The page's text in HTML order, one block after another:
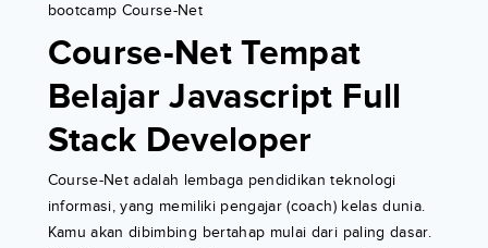
bootcamp Course-Net
Course-Net Tempat
Belajar Javascript Full
Stack Developer
Course-Net adalah lembaga pendidikan teknologi
informasi, yang memiliki pengajar (coach) kelas dunia.
Kamu akan dibimbing bertahap mulai dari paling dasar.